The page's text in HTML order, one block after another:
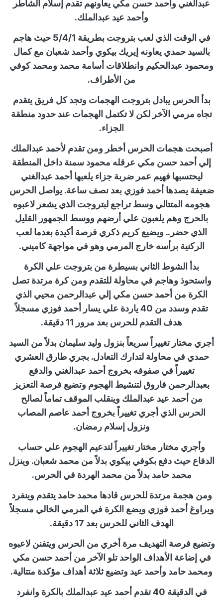
عبدالغني وأحمد حسن مكي يعاونهم تقدم إسلام الشاطر
وأحمد عيد عبدالملك.
في الوقت الذي لعب بتروجت بطريقة 5/4/1 حيث هاجم
بالسيد حمدي يعاونه إيريك بيكوي وأحمد شعبان مع كمال
ومحمود عبدالحكيم وانطلاقات أسامة محمد ومحمد كوفي
من الأطراف.
بدأ الحرس يبادل بتروجت الهجمات وتجد كل فريق يتقدم
تجاه مرمي الآخر لكن لا تكتمل الهجمات عند حدود منطقة
الجزاء.
أصبحت هجمات الحرس أخطر ومن تقدم لأحمد عبدالملك
إلي أحمد حسن مكي عرقله محمود سمنة داخل المنطقة
ليحتسبها فهيم عمر ضربة جزاء يلعبها أحمد عبدالغني
ضعيفة يصدها أحمد فوزي بعد نصف ساعة. يواصل الحرس
هجومه المتتالي وسط تراجع لبتروجت الذي يشعر لاعبوه
بالحرج وهم يلعبون علي أرضهم ووسط الجمهور القليل
الذي حضر.. ويضيع كريم ذكري فرصة أكيدة بعدما لعب
الركنية برأسه خارج المرمي وهو في مواجهة كاميني.
بدأ الشوط الثاني بسيطرة من بتروجت علي الكرة
واستحوذ وهاجم في محاولة للتقدم ومن كرة مرتدة تصل
الكرة من أحمد حسن مكي إلي عبدالرحمن محيي الذي
تقدم وسدد من 40 ياردة علي يسار أحمد فوزي مسجلاً
هدف التقدم للحرس بعد مرور 11 دقيقة.
أجري مختار تغييراً سريعاً بنزول وليد سليمان بدلاً من السيد
حمدي في محاولة لتدارك التعادل. بجري طارق العشري
تغييراً في صفوفه بخروج أحمد عبدالغني والدفع
بعبدالرحمن فاروق لتنشيط الهجوم وتضيع فرصة التعزيز
من أحمد عيد عبدالملك وينقلب الموقف تماماً لصالح
الحرس الذي أجري تغييراً بخروج أحمد عاصم المصاب
ونزول إسلام رمضان.
وأجري مختار مختار تغييراً لتدعيم الهجوم علي حساب
الدفاع حيث دفع بكوفي بيكوي بدلاً من محمد شعبان. وينزل
محمد حامد بدلاً من محمد الهردة في الحرس.
ومن هجمة مرتدة للحرس قادها محمد حامد يتقدم وينفرد
ويراوغ أحمد فوزي ويضع الكرة في المرمي الخالي مسجلاً
الهدف الثاني للحرس بعد 17 دقيقة.
وتضيع فرصة التهديف مرة أخري من الحرس ويتفنن لاعبوه
في إضاعة الأهداف الواحد تلو الآخر من أحمد حسن مكي
ومحمد حامد وأحمد عيد وتضيع ثلاثة أهداف مؤكدة متتالية.
في الدقيقة 40 تقدم أحمد عيد عبدالملك بالكرة وانفرد